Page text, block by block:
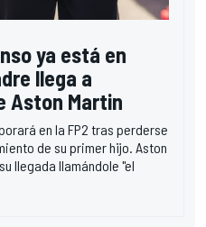
ya está en
llega a
Aston Martin
en la FP2 tras perderse
de su primer hijo. Aston
llegada llamándole "el